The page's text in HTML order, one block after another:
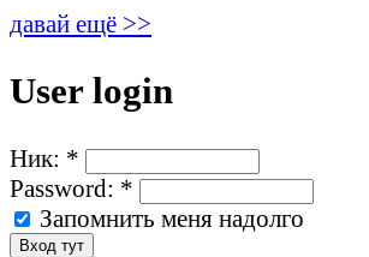
давай ещё >>
User login
Ник: *
Password: *
Запомнить меня надолго